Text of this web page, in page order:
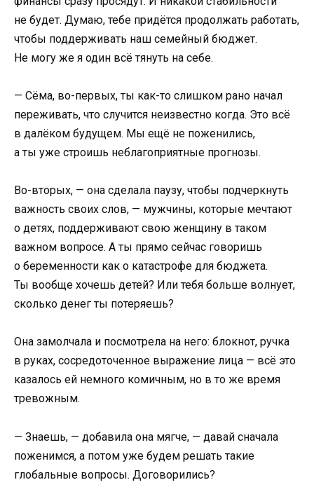
не будет. Думаю, тебе придётся продолжать работать,
чтобы поддерживать наш семейный бюджет.
Не могу же я один всё тянуть на себе.
— Сёма, во-первых, ты как-то слишком рано начал
переживать, что случится неизвестно когда. Это всё
в далёком будущем. Мы ещё не поженились,
а ты уже строишь неблагоприятные прогнозы.
Во-вторых, — она сделала паузу, чтобы подчеркнуть
важность своих слов, — мужчины, которые мечтают
о детях, поддерживают свою женщину в таком
важном вопросе. А ты прямо сейчас говоришь
о беременности как о катастрофе для бюджета.
Ты вообще хочешь детей? Или тебя больше волнует,
сколько денег ты потеряешь?
Она замолчала и посмотрела на него: блокнот, ручка
в руках, сосредоточенное выражение лица — всё это
казалось ей немного комичным, но в то же время
тревожным.
— Знаешь, — добавила она мягче, — давай сначала
поженимся, а потом уже будем решать такие
глобальные вопросы. Договорились?